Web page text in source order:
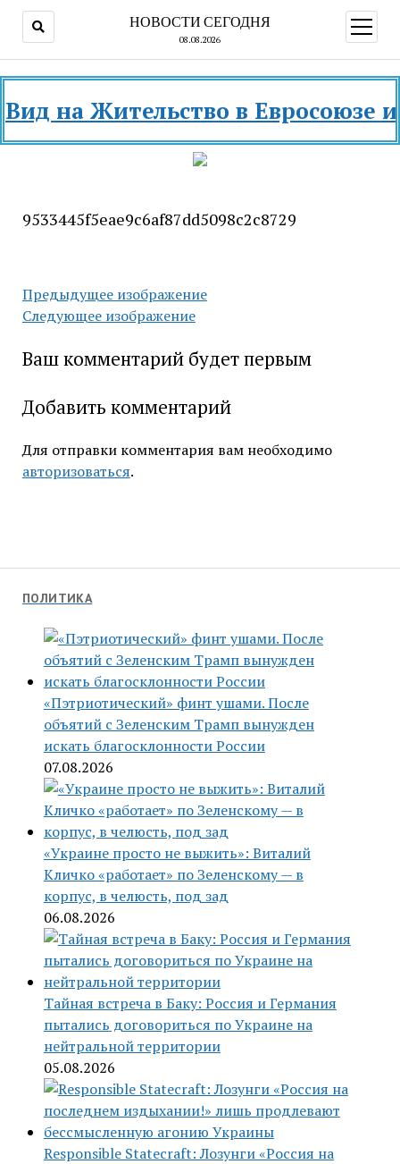
НОВОСТИ СЕГОДНЯ
08.08.2026
меню
на Жительство в Евросоюзе и
ПОЛИТИКА
«Пэтриотический» финт ушами. После
объятий с Зеленским Трамп вынужден
искать благосклонности России
07.08.2026
«Украине просто не выжить»: Виталий
Кличко «работает» по Зеленскому — в
корпус, в челюсть, под зад
06.08.2026
Тайная встреча в Баку: Россия и Германия
пытались договориться по Украине на
нейтральной территории
05.08.2026
Responsible Statecraft: Лозунги «Россия на
9533445f5eae9c6af87dd5098c2c8729
Предыдущее изображение
Следующее изображение
Ваш комментарий будет первым
Добавить комментарий
Для отправки комментария вам необходимо
авторизоваться.